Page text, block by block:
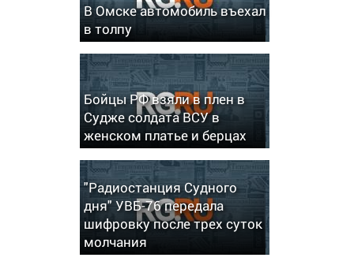
В Омске автомобиль въехал
в толпу
Бойцы РФ взяли в плен в
Судже солдата ВСУ в
женском платье и берцах
"Радиостанция Судного
дня" УВБ-76 передала
шифровку после трех суток
молчания